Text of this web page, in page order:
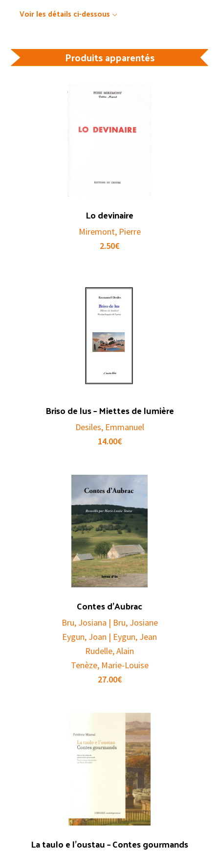
Voir les détails ci-dessous
Produits apparentés
Lo devinaire
Miremont, Pierre
2.50€
Briso de lus – Miettes de lumière
Desiles, Emmanuel
14.00€
Contes d’Aubrac
Bru, Josiana | Bru, Josiane
Eygun, Joan | Eygun, Jean
Rudelle, Alain
Tenèze, Marie-Louise
27.00€
La taulo e l’oustau – Contes gourmands